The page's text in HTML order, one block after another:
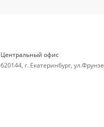
Центральный офис
620144, г. Екатеринбург,